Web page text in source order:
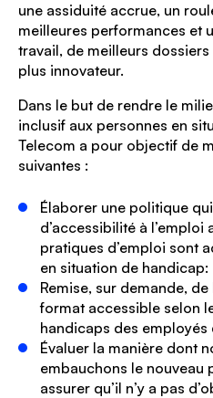
une assiduité accrue, un
meilleures performances et
travail, de meilleurs
plus innovateur.
Dans le but de rendre le
inclusif aux personnes en
Telecom a pour objectif de
suivantes :
Élaborer une politique
d’accessibilité à l’emploi
pratiques d’emploi sont
en situation de handicap:
Remise, sur demande,
format accessible selon
handicaps des
Évaluer la manière dont
embauchons le nouveau
assurer qu’il n’y a pas